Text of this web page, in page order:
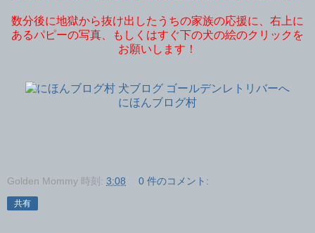
数分後に地獄から抜け出したうちの家族の応援に、右上に
あるパピーの写真、もしくはすぐ下の犬の絵のクリックを
お願いします！
にほんブログ村
Golden Mommy 時刻: 3:08 0 件のコメント:
共有